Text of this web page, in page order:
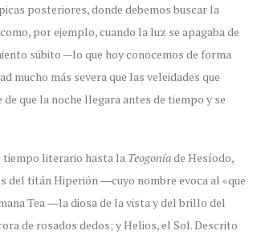
posteriores, donde debemos buscar la
por ejemplo, cuando la luz se apagaba de
súbito —lo que hoy conocemos de forma
mucho más severa que las veleidades que
que la noche llegara antes de tiempo y se
tiempo literario hasta la Teogoníade Hesíodo,
titán Hiperión ―cuyo nombre evoca al «que
Tea ―la diosa de la vista y del brillo del
de rosados dedos; y Helios, el Sol. Descrito